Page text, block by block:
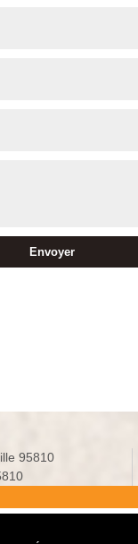
95810